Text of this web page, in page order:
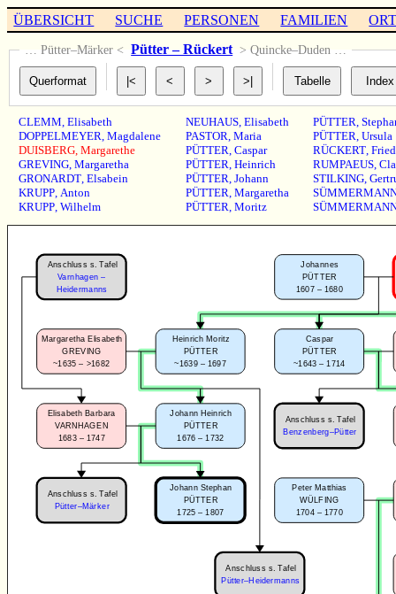
ÜBERSICHT SUCHE PERSONEN FAMILIEN
… Pütter–Märker < Pütter – Rückert > Quincke–Duden …
CLEMM,Elisabeth
DOPPELMEYER,Magdalene
DUISBERG,Margarethe
GREVING,Margaretha
GRONARDT,Elsabein
KRUPP,Anton
KRUPP,Wilhelm
NEUHAUS, Elisabeth
PASTOR, Maria
PÜTTER, Caspar
PÜTTER, Heinrich
PÜTTER, Johann
PÜTTER, Margaretha
PÜTTER, Moritz
PÜTTER,
PÜTTER, Ursula
RÜCKERT,
RUMPAEUS,
STILKING,
Johannes
PÜTTER
1607 – 1680
Heinrich Moritz
PÜTTER
~1639 – 1697
Anschluss s. Tafel
Pütter–Heidermanns
Margaretha Elisabeth
GREVING
~1635 – >1682
Johann Stephan
PÜTTER
1725 – 1807
Johann Heinrich
PÜTTER
1676 – 1732
Elisabeth Barbara
VARNHAGEN
1683 – 1747
Anschluss s. Tafel
Benzenberg–Pütter
Anschluss s. Tafel
Varnhagen –
Heidermanns
Anschluss s. Tafel
Pütter–Märker
Caspar
PÜTTER
~1643 – 1714
Peter Matthias
WÜLFING
1704 – 1770